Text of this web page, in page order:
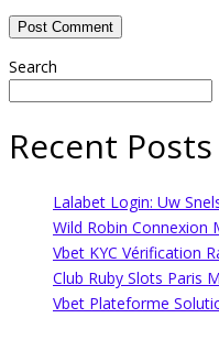
Search
Recent Posts
Lalabet Login: Uw
Wild Robin Connexion
Vbet KYC Vérification
Club Ruby Slots Paris
Vbet Plateforme